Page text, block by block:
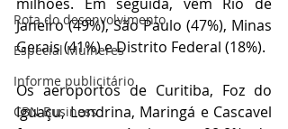
Rota do desenvolvimento
Especial Mulheres
Informe publicitário
CBN Business
Janeiro (49%), São Paulo (47%), Minas
Gerais (41%) e Distrito Federal (18%).
Os aeroportos de Curitiba, Foz do
Iguaçu, Londrina, Maringá e Cascavel